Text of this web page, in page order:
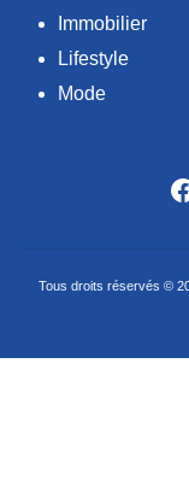
Immobilier
Lifestyle
Mode
Tous droits réservés ©